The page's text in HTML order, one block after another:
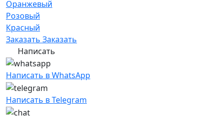
Оранжевый
Розовый
Красный
Заказать Заказать
Написать
Написать в WhatsApp
Написать в Telegram